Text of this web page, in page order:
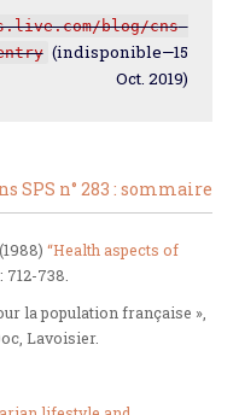
blog/cns
(indisponible—15
Oct. 2019)
SPS n° 283 : sommaire
“Health aspects of
: 712-738.
la population française »,
Lavoisier.